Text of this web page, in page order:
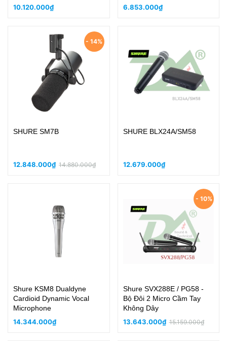
10.120.000₫ 6.853.000₫
- 14%
SHURE SM7B
12.848.000₫ 14.880.000₫
SHURE BLX24A/SM58
12.679.000₫
Shure KSM8 Dualdyne
Cardioid Dynamic Vocal
Microphone
14.344.000₫
- 10%
Shure SVX288E / PG58 -
Bộ Đôi 2 Micro Cầm Tay
Không Dây
13.643.000₫15.159.000₫